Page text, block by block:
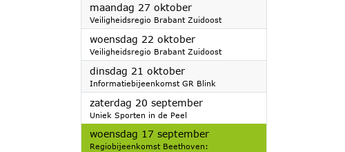
maandag 27 oktober2025
Veiligheidsregio Brabant Zuidoost
woensdag 22 oktober2025
Veiligheidsregio Brabant Zuidoost
dinsdag 21 oktober2025
Informatiebijeenkomst GR Blink
zaterdag 20 september2025
Uniek Sporten in de Peel
woensdag 17 september2025
Regiobijeenkomst Beethoven: